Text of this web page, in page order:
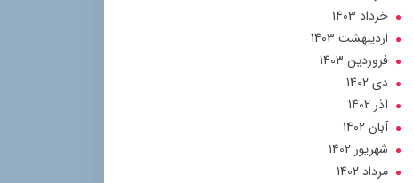
خرداد 1403
ارديبهشت 1403
فروردین 1403
دی 1402
آذر 1402
آبان 1402
شهریور 1402
مرداد 1402